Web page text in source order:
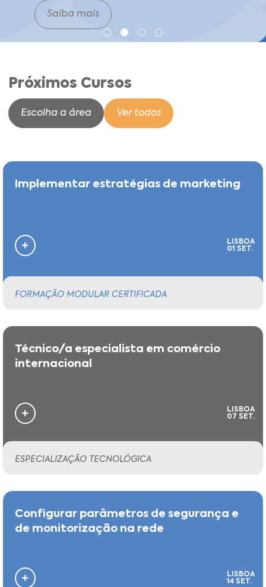
Saiba mais
Próximos Cursos
Escolha a área Ver todos
Implementar estratégias de marketing
LISBOA
01 SET.
FORMAÇÃO MODULAR CERTIFICADA
Técnico/a especialista em comércio
internacional
LISBOA
07 SET.
ESPECIALIZAÇÃO TECNOLÓGICA
Configurar parâmetros de segurança e
de monitorização na rede
LISBOA
14 SET.